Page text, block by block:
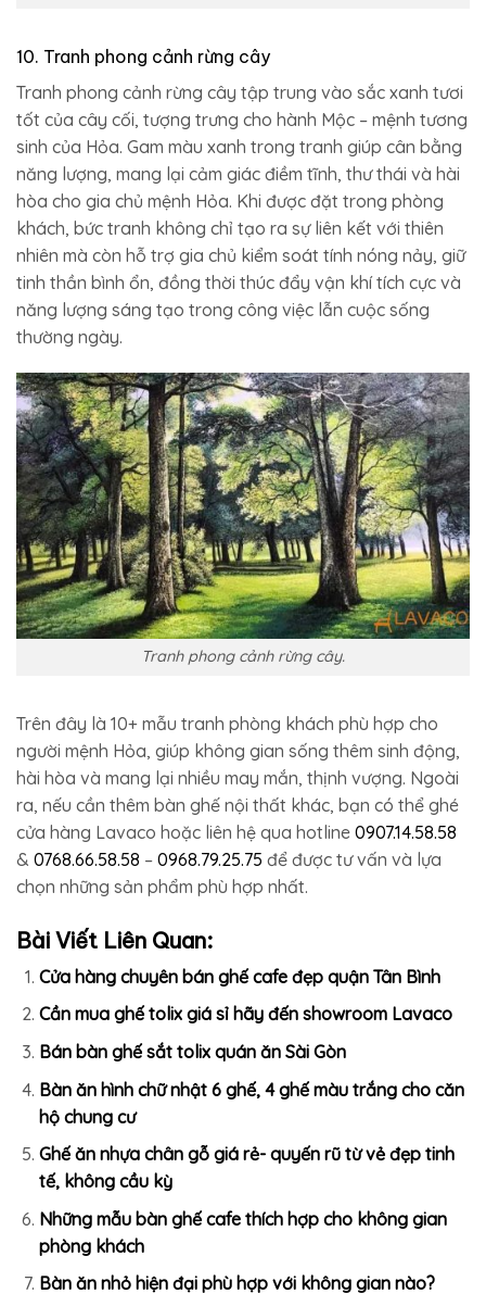
10. Tranh phong cảnh rừng cây
Tranh phong cảnh rừng cây tập trung vào sắc xanh tươi
tốt của cây cối, tượng trưng cho hành Mộc – mệnh tương
sinh của Hỏa. Gam màu xanh trong tranh giúp cân bằng
năng lượng, mang lại cảm giác điềm tĩnh, thư thái và hài
hòa cho gia chủ mệnh Hỏa. Khi được đặt trong phòng
khách, bức tranh không chỉ tạo ra sự liên kết với thiên
nhiên mà còn hỗ trợ gia chủ kiểm soát tính nóng nảy, giữ
tinh thần bình ổn, đồng thời thúc đẩy vận khí tích cực và
năng lượng sáng tạo trong công việc lẫn cuộc sống
thường ngày.
Tranh phong cảnh rừng cây.
Trên đây là 10+ mẫu tranh phòng khách phù hợp cho
người mệnh Hỏa, giúp không gian sống thêm sinh động,
hài hòa và mang lại nhiều may mắn, thịnh vượng. Ngoài
ra, nếu cần thêm bàn ghế nội thất khác, bạn có thể ghé
cửa hàng Lavaco hoặc liên hệ qua hotline 0907.14.58.58
& 0768.66.58.58 – 0968.79.25.75 để được tư vấn và lựa
chọn những sản phẩm phù hợp nhất.
Bài Viết Liên Quan:
Cửa hàng chuyên bán ghế cafe đẹp quận Tân Bình
Cần mua ghế tolix giá sỉ hãy đến showroom Lavaco
Bán bàn ghế sắt tolix quán ăn Sài Gòn
Bàn ăn hình chữ nhật 6 ghế, 4 ghế màu trắng cho căn
hộ chung cư
Ghế ăn nhựa chân gỗ giá rẻ- quyến rũ từ vẻ đẹp tinh
tế, không cầu kỳ
Những mẫu bàn ghế cafe thích hợp cho không gian
phòng khách
Bàn ăn nhỏ hiện đại phù hợp với không gian nào?